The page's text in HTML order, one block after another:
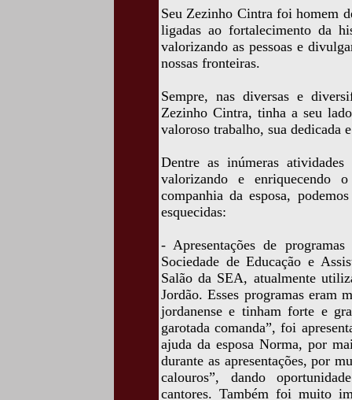
Seu Zezinho Cintra foi homem
ligadas ao fortalecimento da
valorizando as pessoas e
nossas fronteiras.
Sempre, nas diversas e
Zezinho Cintra, tinha a seu
valoroso trabalho, sua dedicada
Dentre as inúmeras
valorizando e enriquecendo
companhia da esposa,
esquecidas:
- Apresentações de
Sociedade de Educação e
Salão da SEA, atualmente
Jordão. Esses programas eram
jordanense e tinham forte e
garotada comanda”, foi
ajuda da esposa Norma, por
durante as apresentações, por
calouros”, dando
cantores. Também foi muito